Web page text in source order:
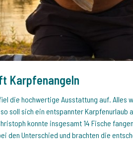
Karpfenangeln
die hochwertige Ausstattung auf. Alles
soll sich ein entspannter Karpfenurlaub
konnte insgesamt 14 Fische
den Unterschied und brachten die